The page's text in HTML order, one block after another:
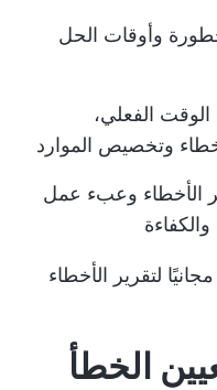
وأوقات الحل
الوقت الفعلي،
وتخصيص الموارد
الأخطاء وعبء عمل
مجانيًا لتقرير الأخطاء
3: تعيين الخطأ